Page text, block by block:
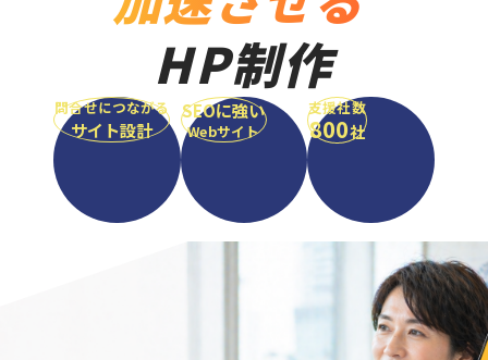
HP制作
問合せにつながる
サイト設計
SEOに強い
Webサイト
支援社数
800社